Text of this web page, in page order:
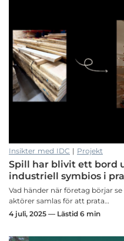
Insikter med IDC | Projekt
Spill har blivit ett bord
industriell symbios i
Vad händer när företag börjar
aktörer samlas för att prata…
4 juli, 2025 — Lästid 6 min